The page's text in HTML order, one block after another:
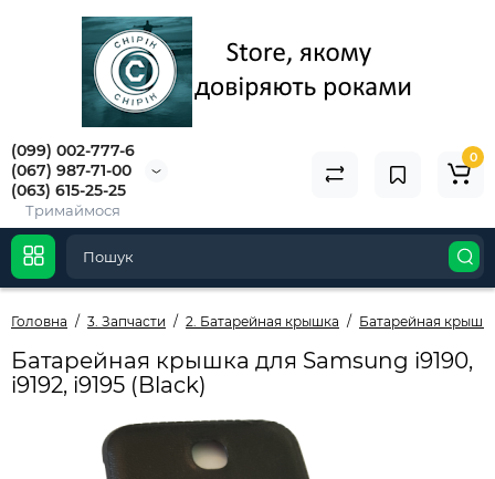
(099) 002-777-6
(067) 987-71-00
(063) 615-25-25
Тримаймося
0
Головна 3. Запчасти 2. Батарейная крышка Батарейная
Батарейная крышка для Samsung i9190,
i9192, i9195 (Black)